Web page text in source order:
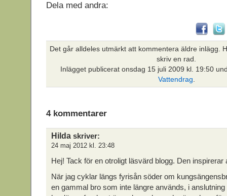
Dela med andra:
Det går alldeles utmärkt att kommentera äldre inlägg.
skriv en rad.
Inlägget publicerat onsdag 15 juli 2009 kl. 19:50
Vattendrag
4 kommentarer
Hilda skriver:
24 maj 2012 kl. 23:48
Hej! Tack för en otroligt läsvärd blogg. Den inspirerar
När jag cyklar längs fyrisån söder om
en gammal bro som inte längre används, i